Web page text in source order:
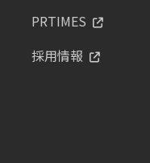
PRTIMES
採用情報